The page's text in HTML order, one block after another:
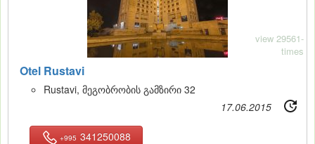
Otel Rustavi
view 29561-
times
Rustavi, მეგობრობის გამზირი 32
17.06.2015
+995 341250088